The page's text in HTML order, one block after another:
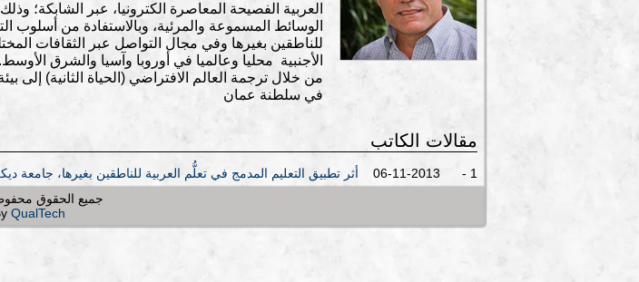
العربية الفصيحة المعاصرة الكترونيا، عبر الشابكة؛
الوسائط المسموعة والمرئية، وبالاستفادة من أسلوب
للناطقين بغيرها وفي مجال التواصل عبر الثقافات
الأجنبية محليا وعالميا في أوروبا وآسيا والشرق
من خلال ترجمة العالم الافتراضي (الحياة الثانية) إلى
في سلطنة عمان
مقالات الكاتب
1 - 06-11-2013
أثر تطبيق التعليم المدمج في تعلُّم العربية للناطقين بغيرها، جامعة
جميع الحقوق محفوظة
QualTech